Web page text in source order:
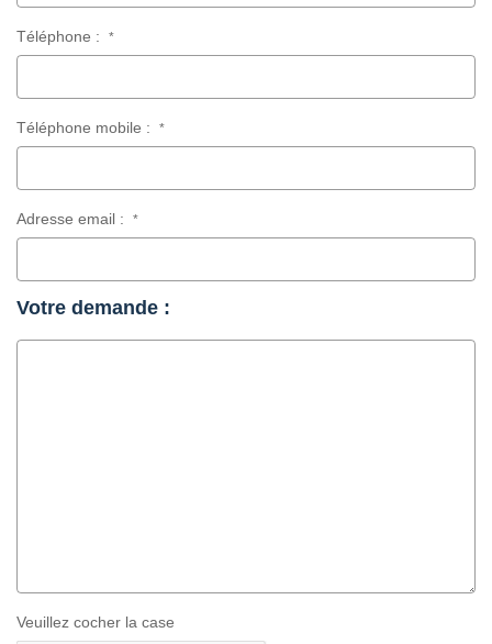
Téléphone : *
Téléphone mobile : *
Adresse email : *
Votre demande :
Veuillez cocher la case